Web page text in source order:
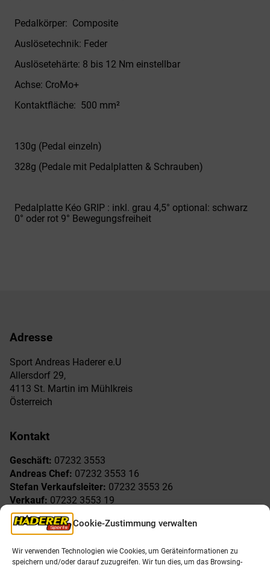
Cookie-Zustimmung verwalten
Wir verwenden Technologien wie Cookies, um Geräteinformationen zu
speichern und/oder darauf zuzugreifen. Wir tun dies, um das Browsing-
Pedalkörper: Composite
Auslösetechnik: Feder
Auslösetehärte: 8 bis 12 Nm einstellbar
Achse: CroMo+
Kontaktfläche: 500 mm²
130g (Pedal einzeln)
328g (Pedale mit Pedalplatten & Schrauben)
Pedalplatte Kéo GRIP : inkl. grau 4,5° optional: schwarz
0° oder rot 9° Bewegungsfreiheit
Adresse
Sport Andreas Haderer e.U
Allersdorf 29,
4113 St. Martin im Mühlkreis
Österreich
Kontakt
Geschäft: 07232 3553
Andreas Chef: 07232 3553 16
Stefan Verkaufsleiter: 07232 3553 26
Verkauf: 07232 3553 19
Reklamationen:
Freude am Sport Allgemeines